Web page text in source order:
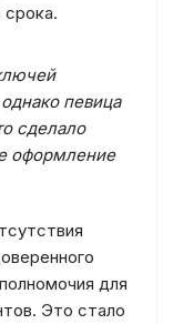
певица
сделало
оформление
для
Это стало